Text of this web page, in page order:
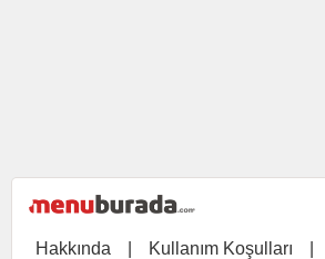
Hakkında Kullanım Koşulları